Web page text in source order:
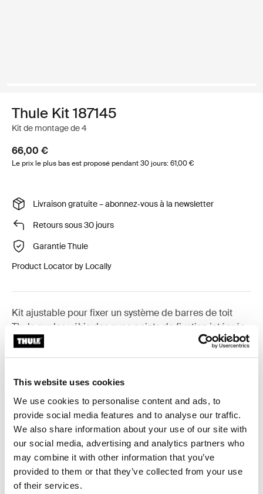
This website uses cookies
We use cookies to personalise content and ads, to
provide social media features and to analyse our traffic.
We also share information about your use of our site with
our social media, advertising and analytics partners who
may combine it with other information that you’ve
provided to them or that they’ve collected from your use
of their services.
Thule Kit 187145
Kit de montage de 4
66,00 €
Le prix le plus bas est proposé pendant 30 jours: 61,00 €
Livraison gratuite – abonnez‑vous à la newsletter
Retours sous 30 jours
Garantie Thule
Product Locator by Locally
Kit ajustable pour fixer un système de barres de toit
Thule sur les véhicules avec points de fixation intégrés,
profil en T ou points de fixation préexistants.
Toggle features
Toutes les caractéristiques
Toggle techspec
Caractéristiques techniques
Toggle guides and instructions
Instructions